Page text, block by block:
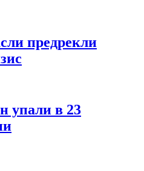
предрекли
упали в 23